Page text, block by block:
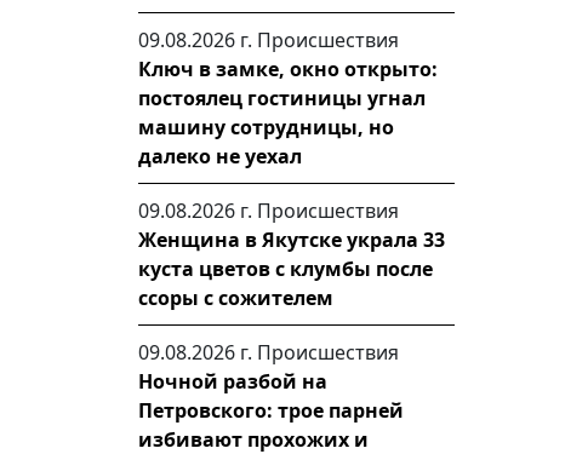
09.08.2026 г. Происшествия
Ключ в замке, окно открыто:
постоялец гостиницы угнал
машину сотрудницы, но
далеко не уехал
09.08.2026 г. Происшествия
Женщина в Якутске украла 33
куста цветов с клумбы после
ссоры с сожителем
09.08.2026 г. Происшествия
Ночной разбой на
Петровского: трое парней
избивают прохожих и